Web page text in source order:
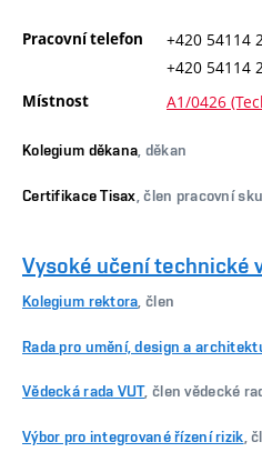
Pracovní telefon
+420 54114
+420 54114
Místnost A1/0426
Kolegium děkana , děkan
Certifikace Tisax , člen pracovní
Vysoké učení technické
Kolegium rektora, člen
Rada pro umění, design a
Vědecká rada VUT, člen vědecké
Výbor pro integrované řízení rizik ,